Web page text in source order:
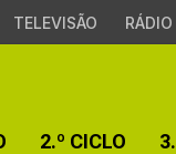
TELEVISÃO RÁDIO
2.º CICLO